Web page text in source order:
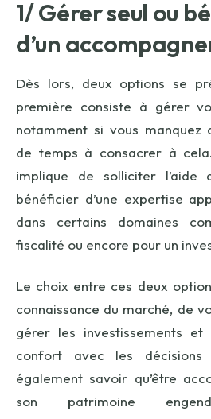
1/ Gérer seul ou
d’un
Dès lors, deux options se
première consiste à gérer
notamment si vous manquez
de temps à consacrer à
implique de solliciter l’aide
bénéficier d’une expertise
dans certains domaines
fiscalité ou encore pour un
Le choix entre ces deux
connaissance du marché, de
gérer les investissements
confort avec les
également savoir qu’être
son patrimoine